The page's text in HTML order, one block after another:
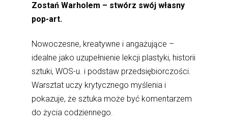
Zostań Warholem – stwórz swój własny
pop-art.
Nowoczesne, kreatywne i angażujące –
idealne jako uzupełnienie lekcji plastyki, historii
sztuki, WOS-u. i podstaw przedsiębiorczości.
Warsztat uczy krytycznego myślenia i
pokazuje, że sztuka może być komentarzem
do życia codziennego.